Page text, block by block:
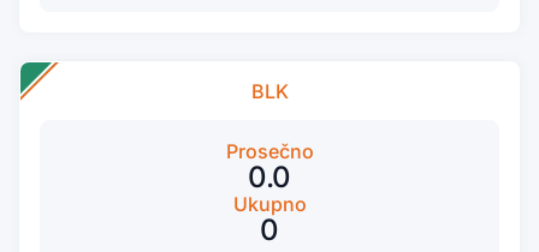
BLK
Prosečno
0.0
Ukupno
0